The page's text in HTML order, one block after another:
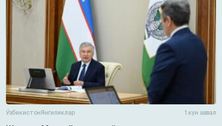
ЎзбекистонЯнгиликлар 1 кун аввал